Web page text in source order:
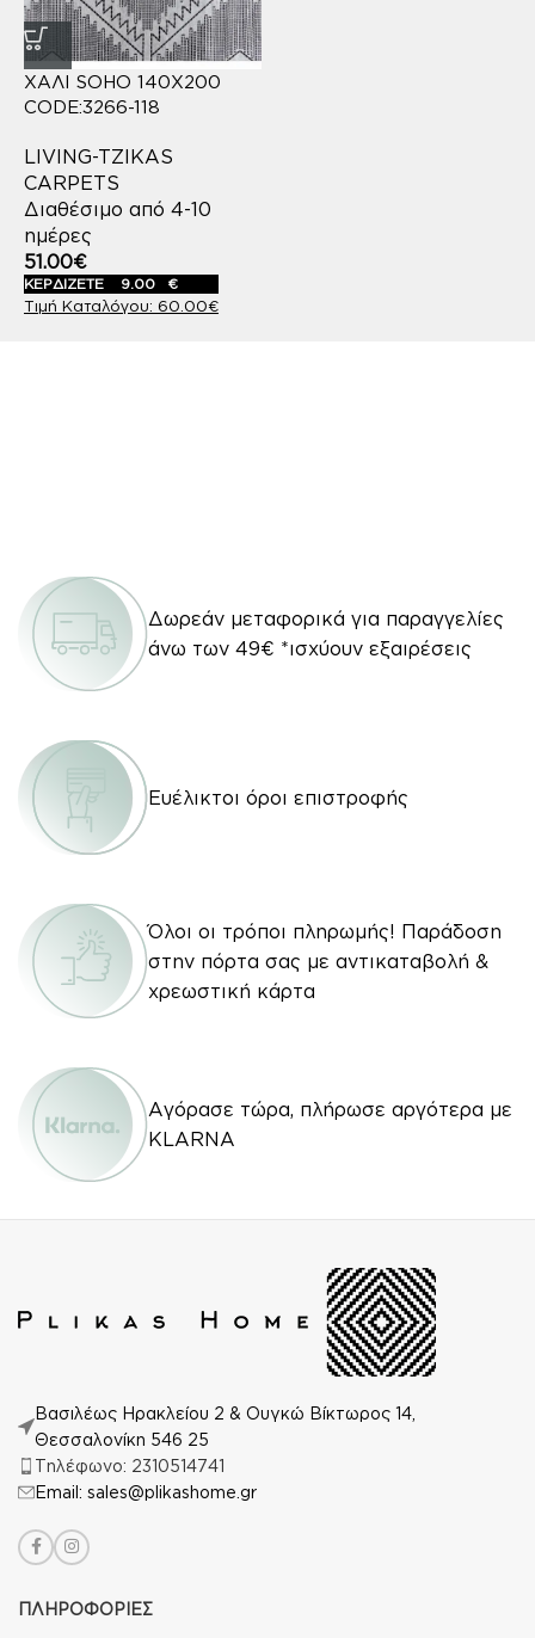
ΧΑΛΙ SOHO 140X200
CODE:3266-118
LIVING-TZIKAS
CARPETS
Διαθέσιμο από 4-10
ημέρες
60.00€
51.00€
ΚΕΡΔΙΖΕΤΕ 9.00 €
Δωρεάν μεταφορικά για παραγγελίες
άνω των 49€ *ισχύουν εξαιρέσεις
Ευέλικτοι όροι επιστροφής
Όλοι οι τρόποι πληρωμής! Παράδοση
στην πόρτα σας με αντικαταβολή &
χρεωστική κάρτα
Αγόρασε τώρα, πλήρωσε αργότερα με
KLARNA
Βασιλέως Ηρακλείου 2 & Ουγκώ Βίκτωρος 14,
Θεσσαλονίκη 546 25
Τηλέφωνο: 2310514741
Email: sales@plikashome.gr
ΠΛΗΡΟΦΟΡΙΕΣ